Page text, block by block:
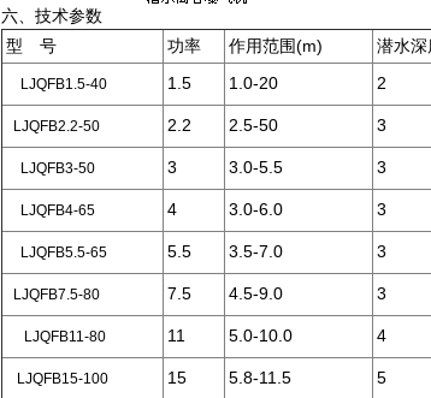
六、技术参数
型 号
功率 作用范围(m) 潜水深
LJQFB1.5-40 1.5 1.0-20 2
LJQFB2.2-50 2.2 2.5-50 3
LJQFB3-50 3 3.0-5.5 3
LJQFB4-65 4 3.0-6.0 3
LJQFB5.5-65 5.5 3.5-7.0 3
LJQFB7.5-80 7.5 4.5-9.0 3
LJQFB11-80 11 5.0-10.0 4
LJQFB15-100 15 5.8-11.5 5